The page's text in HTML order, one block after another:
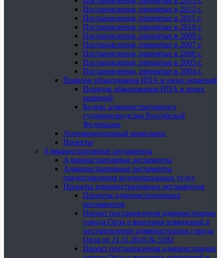
Постановления, принятые в 2012 г.
Постановления, принятые в 2011 г.
Постановления, принятые в 2010 г.
Постановления, принятые в 2009 г.
Постановления, принятые в 2007 г.
Постановления, принятые в 2006 г.
Постановления, принятые в 2005 г.
Постановления, принятые в 2004 г.
Порядок обжалования НПА и иных решений
Порядок обжалования НПА и иных
решений
Кодекс административного
судопроизводства Российской
Федерации
Антимонопольный комплаенс
Проекты
Административные регламенты
Административные регламенты
Административные регламенты
предоставления муниципальных услуг
Проекты административных регламентов
Проекты административных
регламентов
Проект постановления администрации
города Орла о внесении изменений в
постановление администрации города
Орла от 21.11.2016 № 5282
Проект постановления администрации